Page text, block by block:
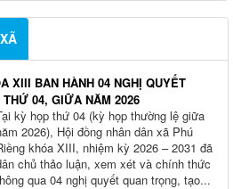
XIII BAN HÀNH 04 NGHỊ QUYẾT
04, GIỮA NĂM 2026
kỳ họp thứ 04 (kỳ họp thường lệ giữa
2026), Hội đồng nhân dân xã Phú
khóa XIII, nhiệm kỳ 2026 – 2031 đã
chủ thảo luận, xem xét và chính thức
qua 04 nghị quyết quan trọng, tạo...